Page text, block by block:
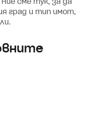
град и тип имот,